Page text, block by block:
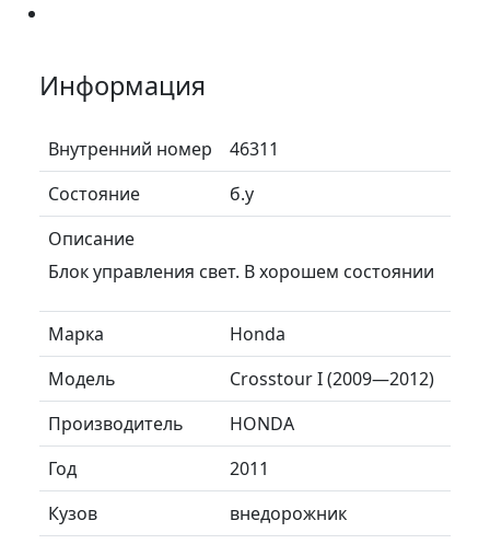
Информация
Внутренний номер
46311
Состояние
б.у
Описание
Блок управления свет. В хорошем состоянии
Марка
Honda
Модель
Crosstour I (2009—2012)
Производитель
HONDA
Год
2011
Кузов
внедорожник